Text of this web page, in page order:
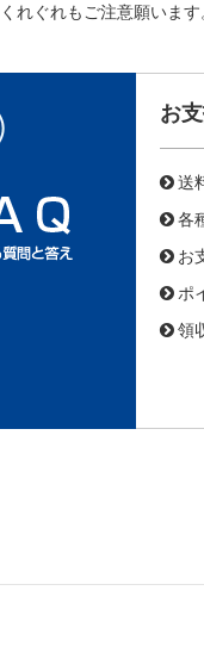
れぐれもご注意願いま
お
送
各
お
ポ
領